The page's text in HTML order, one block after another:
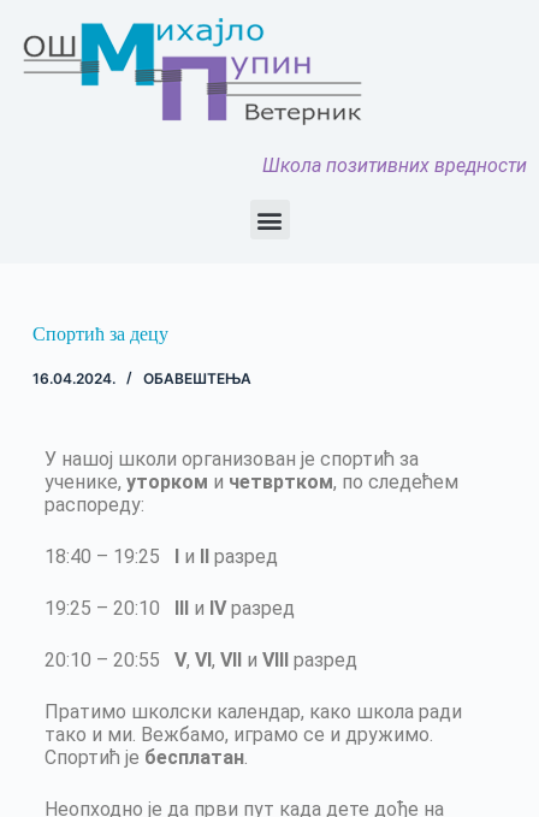
Школа позитивних вредности
Спортић за децу
16.04.2024. ОБАВЕШТЕЊА
У нашој школи организован је спортић за
ученике, уторком и четвртком, по следећем
распореду:
18:40 – 19:25 Iи IIразред
19:25 – 20:10 IIIи IVразред
20:10 – 20:55 V, VI, VIIи VIIIразред
Пратимо школски календар, како школа ради
тако и ми. Вежбамо, играмо се и дружимо.
Спортић је бесплатан.
Неопходно је да први пут када дете дође на